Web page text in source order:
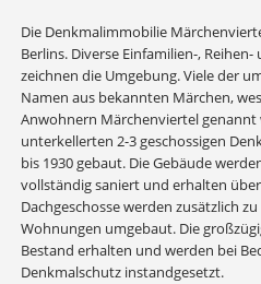
Die Denkmalimmobilie
Berlins. Diverse Einfamilien-,
zeichnen die Umgebung. Viele der
Namen aus bekannten Märchen,
Anwohnern Märchenviertel genannt
unterkellerten 2-3 geschossigen
bis 1930 gebaut. Die Gebäude
vollständig saniert und erhalten
Dachgeschosse werden zusätzlich
Wohnungen umgebaut. Die
Bestand erhalten und werden bei
Denkmalschutz instandgesetzt.